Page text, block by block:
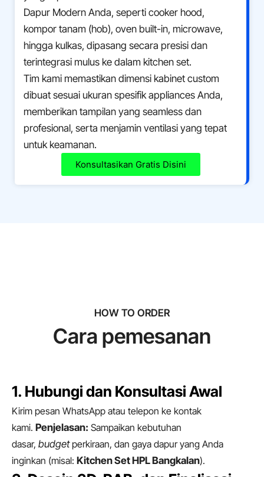
Dapur Modern Anda, seperti cooker hood,
kompor tanam (hob), oven built-in, microwave,
hingga kulkas, dipasang secara presisi dan
terintegrasi mulus ke dalam kitchen set.
Tim kami memastikan dimensi kabinet custom
dibuat sesuai ukuran spesifik appliances Anda,
memberikan tampilan yang seamless dan
profesional, serta menjamin ventilasi yang tepat
untuk keamanan.
Konsultasikan Gratis Disini
HOW TO ORDER
Cara pemesanan
1. Hubungi dan Konsultasi Awal
Kirim pesan WhatsApp atau telepon ke kontak
kami. Penjelasan: Sampaikan kebutuhan
dasar, budgetperkiraan, dan gaya dapur yang Anda
inginkan (misal: Kitchen Set HPL Bangkalan).